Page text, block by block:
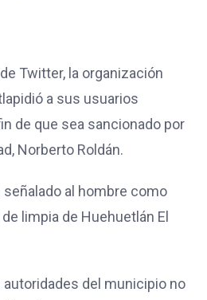
Twitter, la organización
pidió a sus usuarios
de que sea sancionado por
Norberto Roldán.
al hombre como
limpia de Huehuetlán El
del municipio no